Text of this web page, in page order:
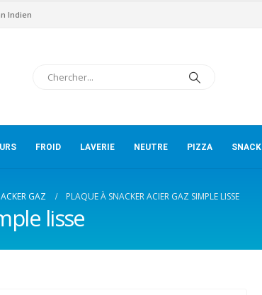
Indien
FROID LAVERIE NEUTRE PIZZA SNACK
GAZ PLAQUE À SNACKER ACIER GAZ SIMPLE LISSE
lisse